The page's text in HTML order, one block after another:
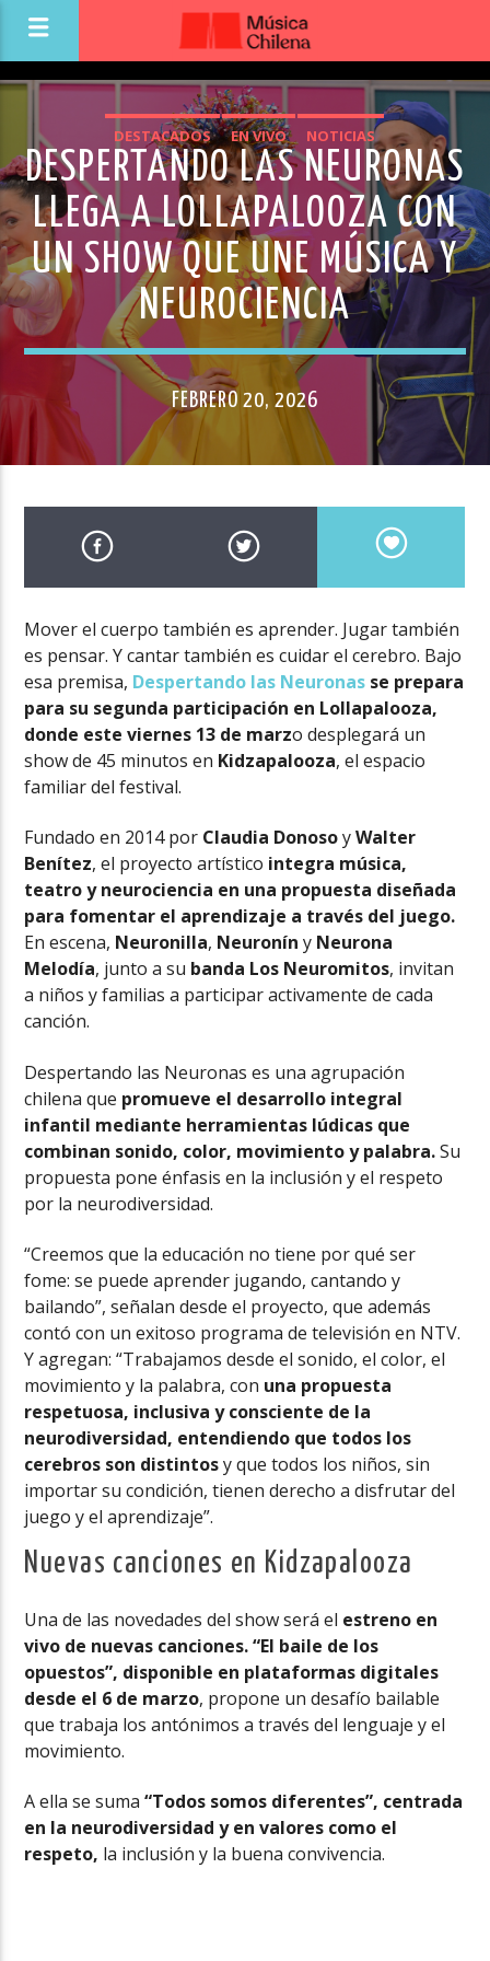
DESTACADOS EN VIVO NOTICIAS
DESPERTANDO LAS NEURONAS
LLEGA A LOLLAPALOOZA CON
UN SHOW QUE UNE MÚSICA Y
NEUROCIENCIA
FEBRERO 20, 2026
Mover el cuerpo también es aprender. Jugar también
es pensar. Y cantar también es cuidar el cerebro. Bajo
esa premisa, Despertando las Neuronas se prepara
para su segunda participación en Lollapalooza,
donde este viernes 13 de marzo desplegará un
show de 45 minutos en Kidzapalooza, el espacio
familiar del festival.
Fundado en 2014 por Claudia DonosoyWalter
Benítez, el proyecto artístico integra música,
teatro y neurociencia en una propuesta diseñada
para fomentar el aprendizaje a través del juego.
En escena, Neuronilla, Neuroníny Neurona
Melodía, junto a su banda Los Neuromitos, invitan
a niños y familias a participar activamente de cada
canción.
Despertando las Neuronas es una agrupación
chilena que promueve el desarrollo integral
infantil mediante herramientas lúdicas que
combinan sonido, color, movimiento y palabra.Su
propuesta pone énfasis en la inclusión y el respeto
por la neurodiversidad.
“Creemos que la educación no tiene por qué ser
fome: se puede aprender jugando, cantando y
bailando”, señalan desde el proyecto, que además
contó con un exitoso programa de televisión en NTV.
Y agregan: “Trabajamos desde el sonido, el color, el
movimiento y la palabra, con una propuesta
respetuosa, inclusiva y consciente de la
neurodiversidad, entendiendo que todos los
cerebros son distintosy que todos los niños, sin
importar su condición, tienen derecho a disfrutar del
juego y el aprendizaje”.
Nuevas canciones en Kidzapalooza
Una de las novedades del show será el estreno en
vivo de nuevas canciones. “El baile de los
opuestos”, disponible en plataformas digitales
desde el 6 de marzo, propone un desafío bailable
que trabaja los antónimos a través del lenguaje y el
movimiento.
A ella se suma“Todos somos diferentes”, centrada
en la neurodiversidad y en valores como el
respeto, la inclusión y la buena convivencia.